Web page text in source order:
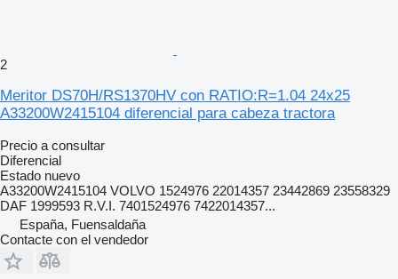
2
Meritor DS70H/RS1370HV con RATIO:R=1.04 24x25
A33200W2415104 diferencial para cabeza tractora
Precio a consultar
Diferencial
Estado nuevo
A33200W2415104 VOLVO 1524976 22014357 23442869 23558329
DAF 1999593 R.V.I. 7401524976 7422014357...
España, Fuensaldaña
Contacte con el vendedor